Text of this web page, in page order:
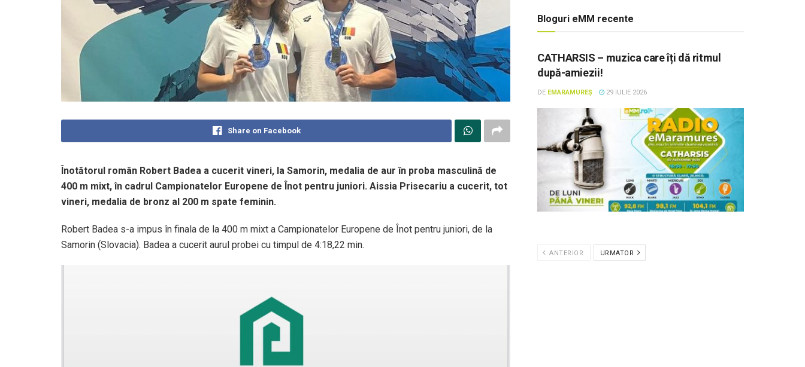
Share on Facebook
Înotătorul român Robert Badea a cucerit vineri, la Samorin, medalia de aur în proba masculină de
400 m mixt, în cadrul Campionatelor Europene de Înot pentru juniori. Aissia Prisecariu a cucerit, tot
vineri, medalia de bronz al 200 m spate feminin.
Robert Badea s-a impus în finala de la 400 m mixt a Campionatelor Europene de Înot pentru juniori, de la
Samorin (Slovacia). Badea a cucerit aurul probei cu timpul de 4:18,22 min.
Bloguri eMM recente
CATHARSIS – muzica care îți dă ritmul
după-amiezii!
DE EMARAMUREȘ 29 IULIE 2026
ANTERIOR URMATOR